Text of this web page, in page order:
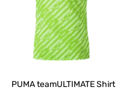
PUMA teamULTIMATE Shirt